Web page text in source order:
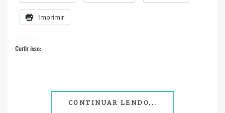
Imprimir
Curtir isso:
CONTINUAR LENDO...